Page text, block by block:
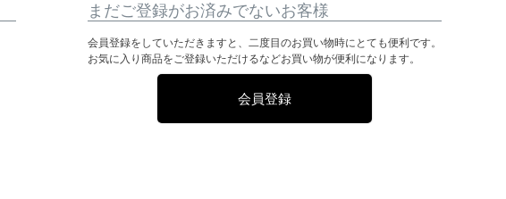
まだご登録がお済みでないお客様
会員登録をしていただきますと、二度目のお買い物時にとても便利です。
お気に入り商品をご登録いただけるなどお買い物が便利になります。
会員登録